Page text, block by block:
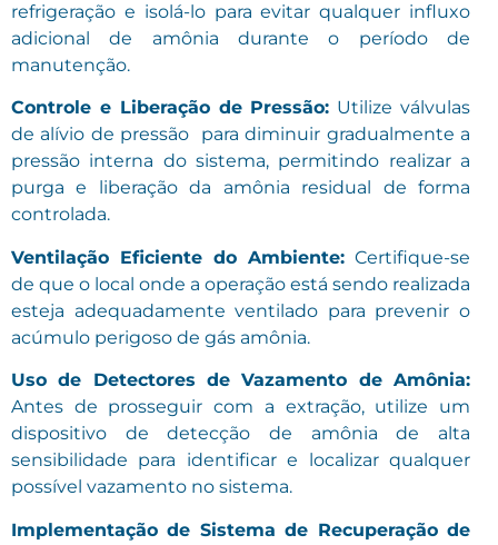
refrigeração e isolá-lo para evitar qualquer influxo
adicional de amônia durante o período de
manutenção.
Controle e Liberação de Pressão: Utilize válvulas
de alívio de pressão para diminuir gradualmente a
pressão interna do sistema, permitindo realizar a
purga e liberação da amônia residual de forma
controlada.
Ventilação Eficiente do Ambiente: Certifique-se
de que o local onde a operação está sendo realizada
esteja adequadamente ventilado para prevenir o
acúmulo perigoso de gás amônia.
Uso de Detectores de Vazamento de Amônia:
Antes de prosseguir com a extração, utilize um
dispositivo de detecção de amônia de alta
sensibilidade para identificar e localizar qualquer
possível vazamento no sistema.
Implementação de Sistema de Recuperação de